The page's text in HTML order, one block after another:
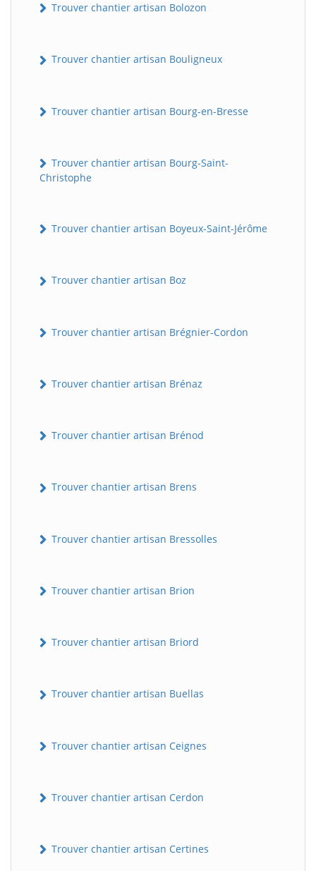
Trouver chantier artisan Bolozon
Trouver chantier artisan Bouligneux
Trouver chantier artisan Bourg-en-Bresse
Trouver chantier artisan Bourg-Saint-
Christophe
Trouver chantier artisan Boyeux-Saint-Jérôme
Trouver chantier artisan Boz
Trouver chantier artisan Brégnier-Cordon
Trouver chantier artisan Brénaz
Trouver chantier artisan Brénod
Trouver chantier artisan Brens
Trouver chantier artisan Bressolles
Trouver chantier artisan Brion
Trouver chantier artisan Briord
Trouver chantier artisan Buellas
Trouver chantier artisan Ceignes
Trouver chantier artisan Cerdon
Trouver chantier artisan Certines